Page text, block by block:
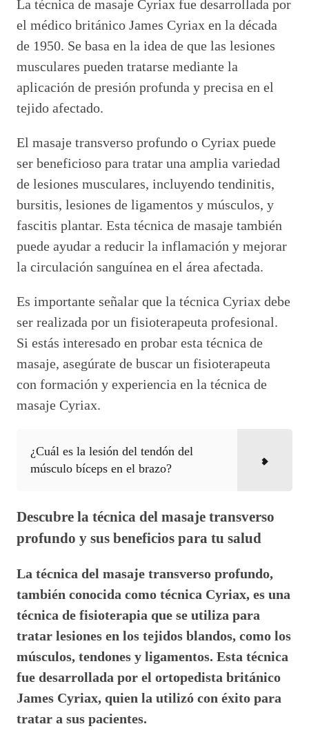
La técnica de masaje Cyriax fue desarrollada por
el médico británico James Cyriax en la década
de 1950. Se basa en la idea de que las lesiones
musculares pueden tratarse mediante la
aplicación de presión profunda y precisa en el
tejido afectado.
El masaje transverso profundo o Cyriax puede
ser beneficioso para tratar una amplia variedad
de lesiones musculares, incluyendo tendinitis,
bursitis, lesiones de ligamentos y músculos, y
fascitis plantar. Esta técnica de masaje también
puede ayudar a reducir la inflamación y mejorar
la circulación sanguínea en el área afectada.
Es importante señalar que la técnica Cyriax debe
ser realizada por un fisioterapeuta profesional.
Si estás interesado en probar esta técnica de
masaje, asegúrate de buscar un fisioterapeuta
con formación y experiencia en la técnica de
masaje Cyriax.
¿Cuál es la lesión del tendón del
músculo bíceps en el brazo?
Descubre la técnica del masaje transverso
profundo y sus beneficios para tu salud
La técnica del masaje transverso profundo,
también conocida como técnica Cyriax, es una
técnica de fisioterapia que se utiliza para
tratar lesiones en los tejidos blandos, como los
músculos, tendones y ligamentos. Esta técnica
fue desarrollada por el ortopedista británico
James Cyriax, quien la utilizó con éxito para
tratar a sus pacientes.